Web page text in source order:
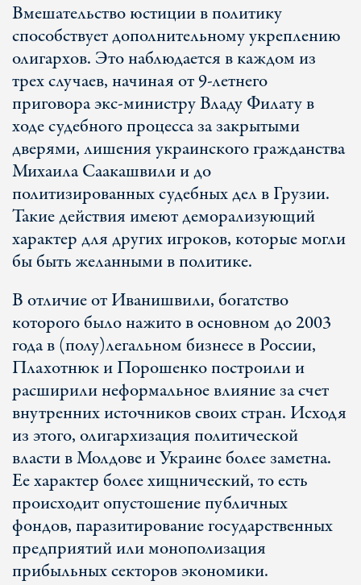
Вмешательство юстиции в политику
способствует дополнительному укреплению
олигархов. Это наблюдается в каждом из
трех случаев, начиная от 9-летнего
приговора экс-министру Владу Филату в
ходе судебного процесса за закрытыми
дверями, лишения украинского гражданства
Михаила Саакашвили и до
политизированных судебных дел в Грузии.
Такие действия имеют деморализующий
характер для других игроков, которые могли
бы быть желанными в политике.
В отличие от Иванишвили, богатство
которого было нажито в основном до 2003
года в (полу)легальном бизнесе в России,
Плахотнюк и Порошенко построили и
расширили неформальное влияние за счет
внутренних источников своих стран. Исходя
из этого, олигархизация политической
власти в Молдове и Украине более заметна.
Ее характер более хищнический, то есть
происходит опустошение публичных
фондов, паразитирование государственных
предприятий или монополизация
прибыльных секторов экономики.